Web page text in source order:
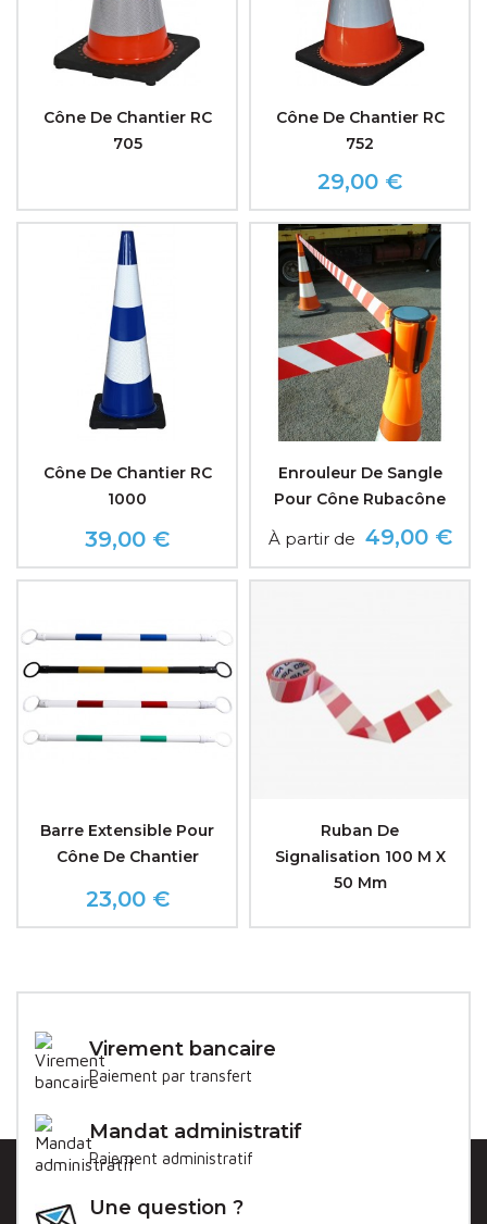
Cône De Chantier RC
705
Cône De Chantier RC
752
Prix
29,00 €
Cône De Chantier RC
1000
Prix
39,00 €
Enrouleur De Sangle
Pour Cône Rubacône
Prix
À partir de 49,00 €
Barre Extensible Pour
Cône De Chantier
Prix
23,00 €
Ruban De
Signalisation 100 M X
50 Mm
Virement bancaire
Paiement par transfert
Mandat administratif
Paiement administratif
Une question ?